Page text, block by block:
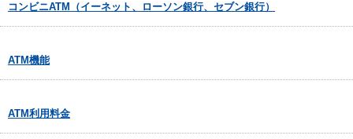
コンビニATM（イーネット、ローソン銀行、セブン銀行）
ATM機能
ATM利用料金